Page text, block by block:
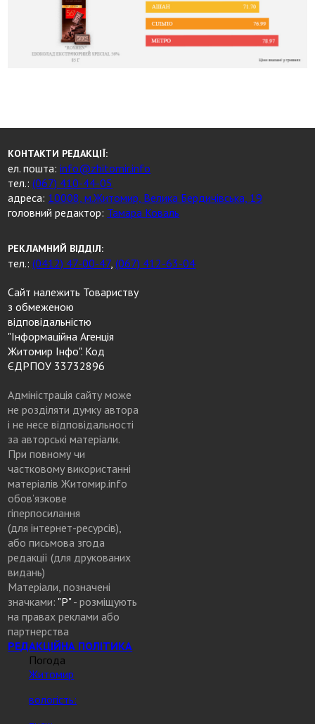
КОНТАКТИ РЕДАКЦІЇ:
ел. пошта:info@zhitomir.info
тел.:(067) 410-44-05
адреса: 10008, м.Житомир, Велика Бердичівська, 19
головний редактор: Тамара Коваль
РЕКЛАМНИЙ ВІДДІЛ:
тел.:(0412) 47-00-47,(067) 412-63-04
Сайт належить Товариству
з обмеженою
відповідальністю
"Інформаційна Агенція
Житомир Інфо". Код
ЄДРПОУ 33732896
Адміністрація сайту може
не розділяти думку автора
і не несе відповідальності
за авторські матеріали.
При повному чи
частковому використанні
матеріалів Житомир.info
обов’язкове
гіперпосилання
(для інтернет-ресурсів),
або письмова згода
редакції (для друкованих
видань)
Матеріали, позначені
значками: "Р"- розміщують
на правах реклами або
партнерства
РЕДАКЦІЙНА ПОЛІТИКА
Погода
Житомир
вологість: